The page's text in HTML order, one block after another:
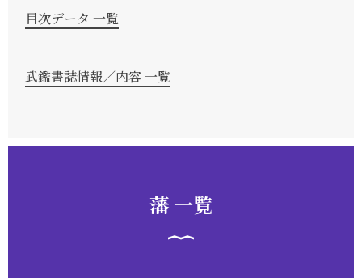
目次データ 一覧
武鑑書誌情報／内容 一覧
藩 一覧